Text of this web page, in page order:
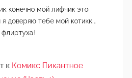
конечно мой лифчик это
я доверяю тебе мой котикк...
к Комикс Пикантное